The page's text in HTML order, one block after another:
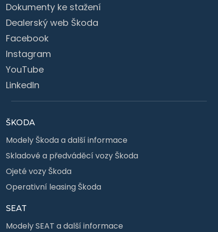
Dokumenty ke stažení
Dealerský web Škoda
Facebook
Instagram
YouTube
LinkedIn
ŠKODA
Modely Škoda a další informace
Skladové a předváděcí vozy Škoda
Ojeté vozy Škoda
Operativní leasing Škoda
SEAT
Modely SEAT a další informace